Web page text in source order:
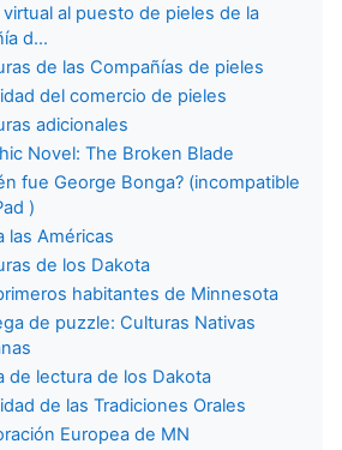
virtual al puesto de pieles de la
d...
de las Compañías de pieles
del comercio de pieles
adicionales
Novel: The Broken Blade
fue George Bonga? (incompatible
)
las Américas
de los Dakota
habitantes de Minnesota
de puzzle: Culturas Nativas
de lectura de los Dakota
de las Tradiciones Orales
Europea de MN